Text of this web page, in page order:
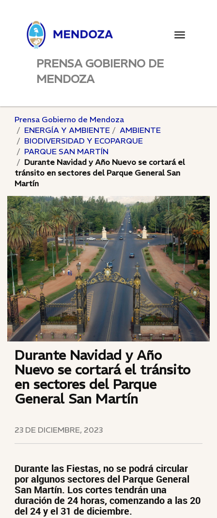
Toggle
PRENSA GOBIERNO DE
MENDOZA
Prensa Gobierno de Mendoza
ENERGÍA Y AMBIENTE
AMBIENTE
BIODIVERSIDAD Y ECOPARQUE
PARQUE SAN MARTÍN
Durante Navidad y Año Nuevo se cortará el
tránsito en sectores del Parque General San
Martín
Durante Navidad y Año
Nuevo se cortará el tránsito
en sectores del Parque
General San Martín
23 DE DICIEMBRE, 2023
Durante las Fiestas, no se podrá circular
por algunos sectores del Parque General
San Martín. Los cortes tendrán una
duración de 24 horas, comenzando a las 20
del 24 y el 31 de diciembre.